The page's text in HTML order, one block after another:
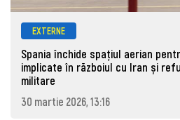
EXTERNE
Spania închide spațiul aerian
implicate în războiul cu Iran și
militare
30 martie 2026, 13:16